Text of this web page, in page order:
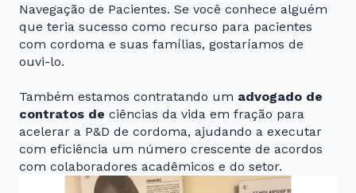
Navegação de Pacientes. Se você conhece alguém
que teria sucesso como recurso para pacientes
com cordoma e suas famílias, gostaríamos de
ouvi-lo.
Também estamos contratando um advogado de
contratos de ciências da vida em fração para
acelerar a P&D de cordoma, ajudando a executar
com eficiência um número crescente de acordos
com colaboradores acadêmicos e do setor.